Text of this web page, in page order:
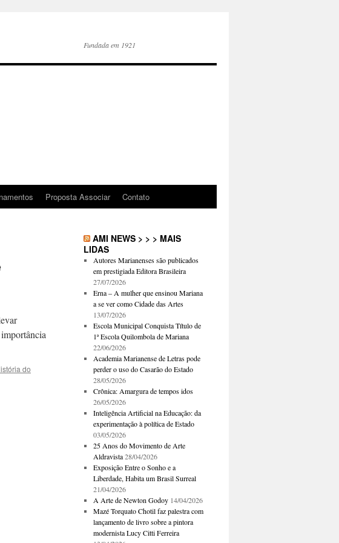
Fundada em 1921
Proposta Associar Contato
do
AMI NEWS > > > MAIS
LIDAS
Autores Marianenses são publicados
em prestigiada Editora Brasileira
27/07/2026
Erna – A mulher que ensinou Mariana
a se ver como Cidade das Artes
13/07/2026
Escola Municipal Conquista Título de
1ª Escola Quilombola de Mariana
22/06/2026
Academia Marianense de Letras pode
perder o uso do Casarão do Estado
28/05/2026
Crônica: Amargura de tempos idos
26/05/2026
Inteligência Artificial na Educação: da
experimentação à política de Estado
03/05/2026
25 Anos do Movimento de Arte
Aldravista 28/04/2026
Exposição Entre o Sonho e a
Liberdade, Habita um Brasil Surreal
21/04/2026
A Arte de Newton Godoy 14/04/2026
Mazé Torquato Chotil faz palestra com
lançamento de livro sobre a pintora
modernista Lucy Citti Ferreira